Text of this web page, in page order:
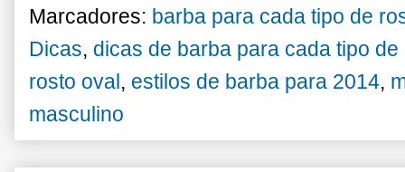
Marcadores: barba para cada tipo de
Dicas, dicas de barba para cada tipo de
rosto oval, estilos de barba para 2014,
masculino